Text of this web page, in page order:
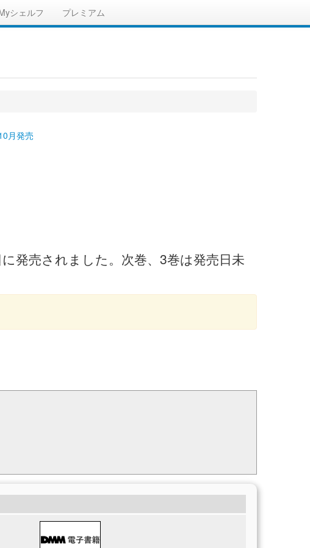
シェルフ プレミアム
月発売
発売されました。次巻、3巻は発売日未